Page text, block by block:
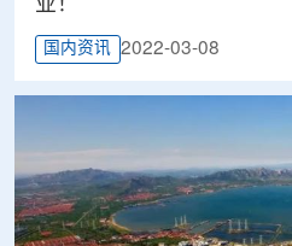
业！
国内资讯 2022-03-08